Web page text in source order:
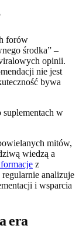
forów
środka” –
opinii.
nie jest
bywa
mitów,
wiedzą a
z
analizuje
i wsparcia
era